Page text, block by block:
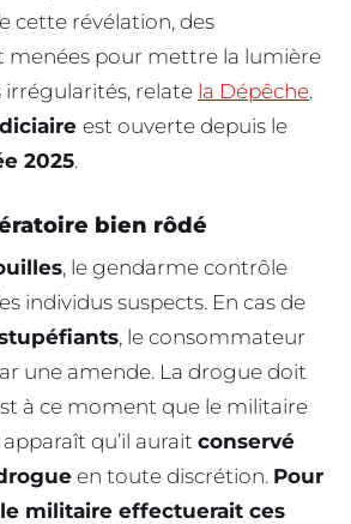
cette révélation, des
menées pour mettre la lumière
irrégularités, relate la Dépêche.
est ouverte depuis le
2025.
bien rôdé
, le gendarme contrôle
individus suspects. En cas de
, le consommateur
une amende. La drogue doit
à ce moment que le militaire
qu’il aurait conservé
en toute discrétion. Pour
militaire effectuerait ces